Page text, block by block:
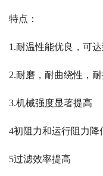
特点：
1.耐温性能优良，可
2.耐磨，耐曲绕性，
3.机械强度显著提高
4初阻力和运行阻力降
5过滤效率提高